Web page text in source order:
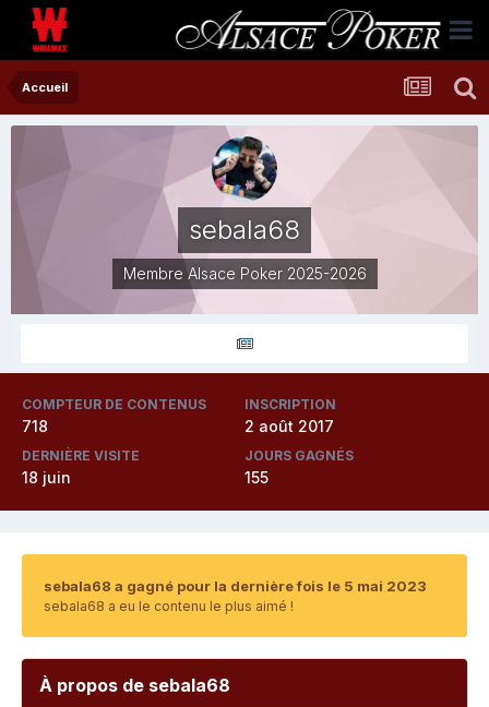
Accueil
sebala68
Membre Alsace Poker 2025-2026
COMPTEUR DE CONTENUS
718
INSCRIPTION
2 août 2017
DERNIÈRE VISITE
18 juin
JOURS GAGNÉS
155
sebala68 a gagné pour la dernière fois le 5 mai 2023
sebala68 a eu le contenu le plus aimé !
À propos de sebala68